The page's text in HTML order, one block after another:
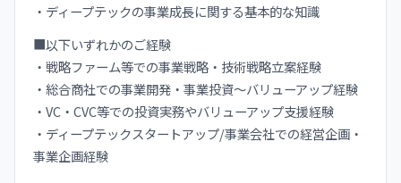
・ディープテックの事業成長に関する基本的な知識
■以下いずれかのご経験
・戦略ファーム等での事業戦略・技術戦略立案経験
・総合商社での事業開発・事業投資～バリューアップ経験
・VC・CVC等での投資実務やバリューアップ支援経験
・ディープテックスタートアップ/事業会社での経営企画・
事業企画経験